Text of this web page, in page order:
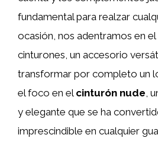
fundamental para realzar
ocasión, nos adentramos en
cinturones, un accesorio
transformar por completo un
el foco en el cinturón nude,
y elegante que se ha
imprescindible en cualquier